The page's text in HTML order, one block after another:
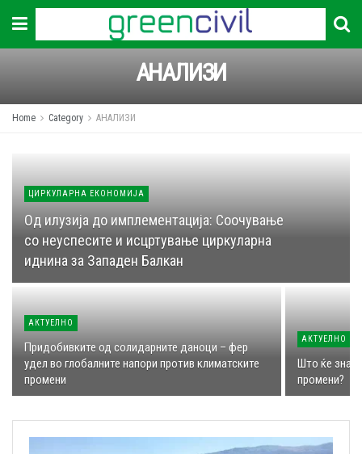
АНАЛИЗИ
Home Category АНАЛИЗИ
ЦИРКУЛАРНА ЕКОНОМИЈА
Од илузија до имплементација: Соочување
со неуспесите и исцртување циркуларна
иднина за Западен Балкaн
АКТУЕЛНО
Придобивките од солидарните даноци – фер
удел во глобалните напори против климатските
промени
АКТУЕЛНО
Што ќе
промени?